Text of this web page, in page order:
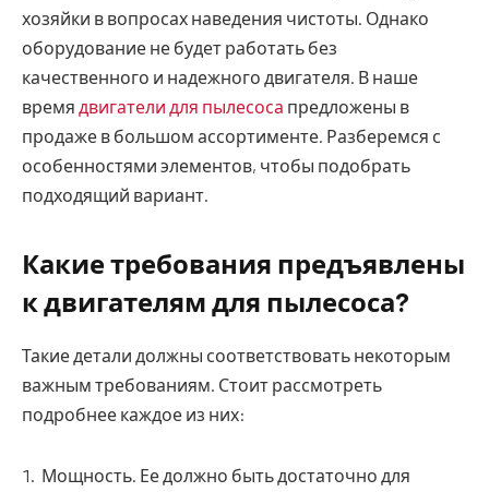
хозяйки в вопросах наведения чистоты. Однако
оборудование не будет работать без
качественного и надежного двигателя. В наше
время двигатели для пылесоса предложены в
продаже в большом ассортименте. Разберемся с
особенностями элементов, чтобы подобрать
подходящий вариант.
Какие требования предъявлены
к двигателям для пылесоса?
Такие детали должны соответствовать некоторым
важным требованиям. Стоит рассмотреть
подробнее каждое из них:
Мощность. Ее должно быть достаточно для